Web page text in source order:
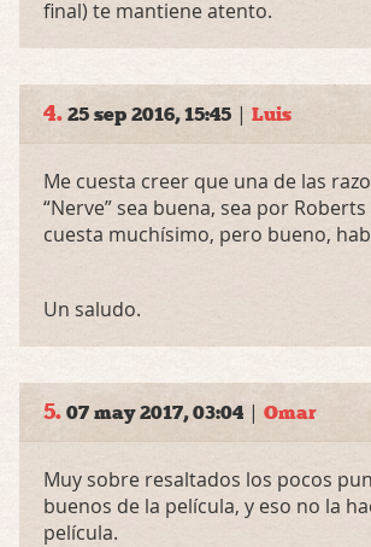
final) te mantiene atento.
4. 25 sep 2016, 15:45 | Luis
Me cuesta creer que una de las
“Nerve” sea buena, sea por
cuesta muchísimo, pero bueno,
Un saludo.
5. 07 may 2017, 03:04 | Omar
Muy sobre resaltados los pocos
buenos de la película, y eso no la
película.